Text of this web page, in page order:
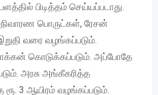
பிடித்தம் செய்யப்படாது.
நிவாரண பொருட்கள், ரேசன்
வரை வழங்கப்படும்.
கொடுக்கப்படும். அப்போதே
அரசு அங்கீகரித்த
ரூ. 3 ஆயிரம் வழங்கப்படும்.